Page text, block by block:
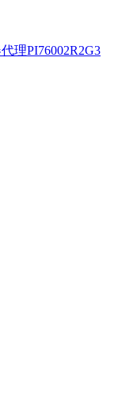
理PI76002R2G3